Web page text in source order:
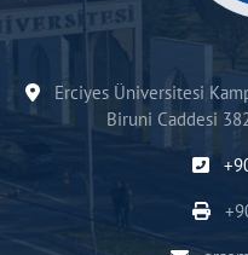
Erciyes Üniversitesi
Biruni Caddesi